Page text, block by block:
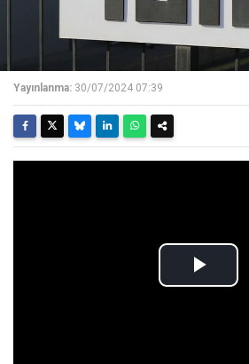
Yayınlanma: 30/07/2024 07:39